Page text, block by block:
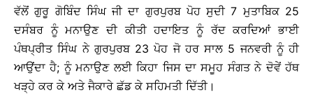
ਵੱਲੋਂ ਗੁਰੂ ਗੋਬਿੰਦ ਸਿੰਘ ਜੀ ਦਾ ਗੁਰਪੁਰਬ ਪੋਹ ਸੁਦੀ 7 ਮੁਤਾਬਿਕ 25
ਦਸੰਬਰ ਨੂੰ ਮਨਾਉਣ ਦੀ ਕੀਤੀ ਹਦਾਇਤ ਨੂੰ ਰੱਦ ਕਰਦਿਆਂ ਭਾਈ
ਪੰਥਪ੍ਰੀਤ ਸਿੰਘ ਨੇ ਗੁਰਪੁਰਬ 23 ਪੋਹ ਜੋ ਹਰ ਸਾਲ 5 ਜਨਵਰੀ ਨੂੰ ਹੀ
ਆਉਂਦਾ ਹੈ; ਨੂੰ ਮਨਾਉਣ ਲਈ ਕਿਹਾ ਜਿਸ ਦਾ ਸਮੂਹ ਸੰਗਤ ਨੇ ਦੋਵੇਂ ਹੱਥ
ਖੜ੍ਹੇ ਕਰ ਕੇ ਅਤੇ ਜੈਕਾਰੇ ਛੱਡ ਕੇ ਸਹਿਮਤੀ ਦਿੱਤੀ।